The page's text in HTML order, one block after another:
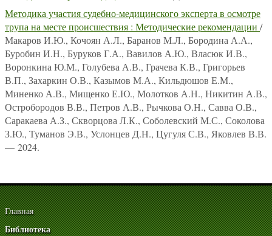
Методика участия судебно-медицинского эксперта в осмотре
трупа на месте происшествия : Методические рекомендации /
Макаров И.Ю., Кочоян А.Л., Баранов М.Л., Бородина А.А.,
Буробин И.Н., Буруков Г.А., Вавилов А.Ю., Власюк И.В.,
Воронкина Ю.М., Голубева А.В., Грачева К.В., Григорьев
В.П., Захаркин О.В., Казымов М.А., Кильдюшов Е.М.,
Миненко А.В., Мищенко Е.Ю., Молотков А.Н., Никитин А.В.,
Остробородов В.В., Петров А.В., Рычкова О.Н., Савва О.В.,
Саракаева А.З., Скворцова Л.К., Соболевский М.С., Соколова
З.Ю., Туманов Э.В., Услонцев Д.Н., Цугуля С.В., Яковлев В.В.
— 2024.
Главная
Библиотека